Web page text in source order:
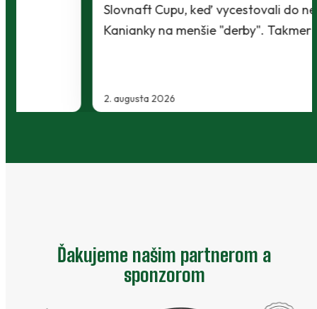
Slovnaft Cupu, keď vycestovali do neďalekej
Kanianky na menšie "derby". Takmer 700…
Ďakujeme našim partnerom a
sponzorom